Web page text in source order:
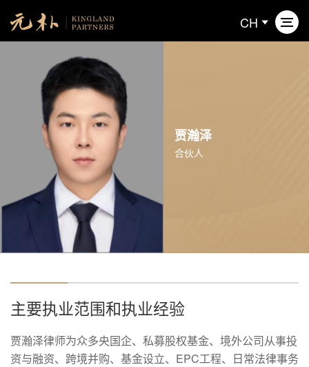
CH
关于元朴
业务领域
专业人员
新闻动态
联系我们
贾瀚泽
合伙人
主要执业范围和执业经验
贾瀚泽律师为众多央国企、私募股权基金、境外公司从事投
资与融资、跨境并购、基金设立、EPC工程、日常法律事务